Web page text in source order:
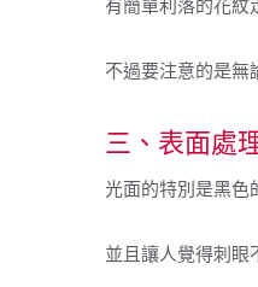
有簡單利落的花紋
不過要注意的是無
三、表面處
光面的特別是黑色
並且讓人覺得刺眼